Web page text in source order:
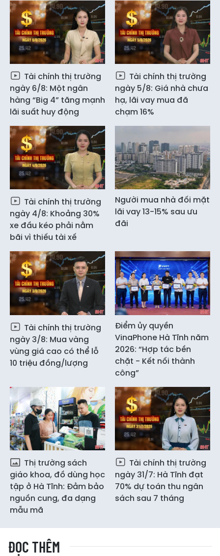
Tài chính thị trường
ngày 6/8: Một ngân
hàng “Big 4” tăng mạnh
lãi suất huy động
Tài chính thị trường
ngày 5/8: Giá nhà chưa
hạ, lãi vay mua đã
chạm 16%
Tài chính thị trường
ngày 4/8: Khoảng 30%
xe đầu kéo phải nằm
bãi vì thiếu tài xế
Người mua nhà đối mặt
lãi vay 13-15% sau ưu
đãi
Tài chính thị trường
ngày 3/8: Mua vàng
vùng giá cao có thể lỗ
10 triệu đồng/lượng
Điểm ủy quyền
VinaPhone Hà Tĩnh năm
2026: “Hợp tác bền
chặt - Kết nối thành
công”
Thị trường sách
giáo khoa, đồ dùng học
tập ở Hà Tĩnh: Đảm bảo
nguồn cung, đa dạng
mẫu mã
Tài chính thị trường
ngày 31/7: Hà Tĩnh đạt
70% dự toán thu ngân
sách sau 7 tháng
ĐỌC THÊM